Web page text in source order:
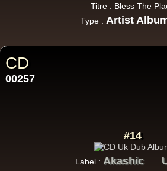
Titre : Bless The
Type : Artist
CD
00257
#14
Label : Akashic